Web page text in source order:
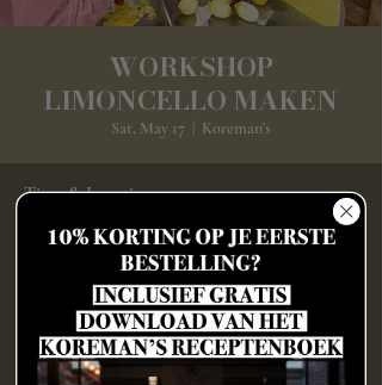
WORKSHOP
LIMONCELLO MAKEN
Sat, May 17 Koreman's
Time & Location
May 17, 2025, 12:30 PM – 3:00 PM
Koreman's, IABC 5260A, 4814 RD Breda
Other dates
Fri, Aug 07, 3:00 PM
Fri, Aug 07, 7:00 PM
Sat, Aug 08, 12:30 PM